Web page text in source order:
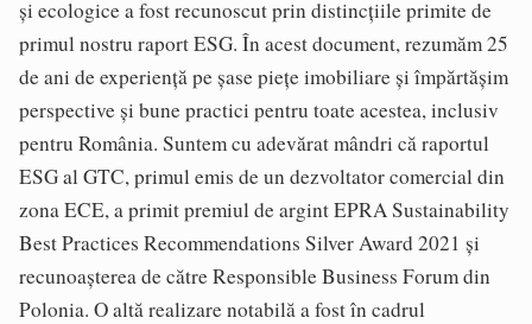
și ecologice a fost recunoscut prin distincțiile primite de
primul nostru raport ESG. În acest document, rezumăm 25
de ani de experiență pe șase piețe imobiliare și împărtășim
perspective și bune practici pentru toate acestea, inclusiv
pentru România. Suntem cu adevărat mândri că raportul
ESG al GTC, primul emis de un dezvoltator comercial din
zona ECE, a primit premiul de argint EPRA Sustainability
Best Practices Recommendations Silver Award 2021 și
recunoașterea de către Responsible Business Forum din
Polonia. O altă realizare notabilă a fost în cadrul